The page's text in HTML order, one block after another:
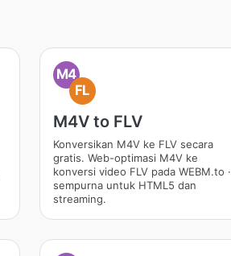
M4
FL
M4V to FLV
Konversikan M4V ke FLV secara
gratis. Web-optimasi M4V ke
konversi video FLV pada WEBM.to ·
sempurna untuk HTML5 dan
streaming.